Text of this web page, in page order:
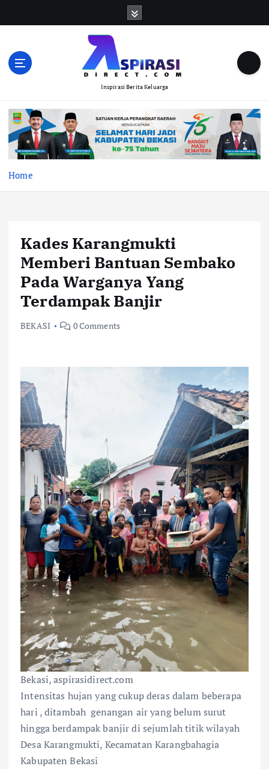
Inspirasi Berita Keluarga
Home
Kades Karangmukti
Memberi Bantuan Sembako
Pada Warganya Yang
Terdampak Banjir
BEKASI 0 Comments
Bekasi, aspirasidirect.com
Intensitas hujan yang cukup deras dalam beberapa
hari , ditambah genangan air yang belum surut
hingga berdampak banjir di sejumlah titik wilayah
Desa Karangmukti, Kecamatan Karangbahagia
Kabupaten Bekasi